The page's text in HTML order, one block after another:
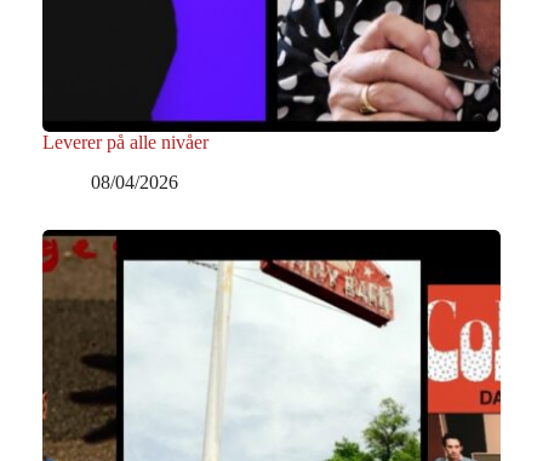
Leverer på alle nivåer
08/04/2026